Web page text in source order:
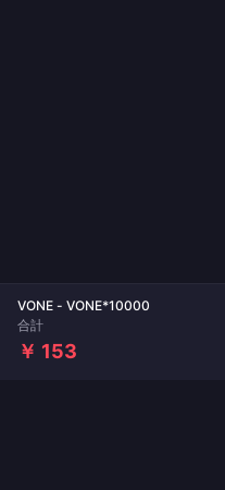
VONE - VONE*10000
合計
￥ 153